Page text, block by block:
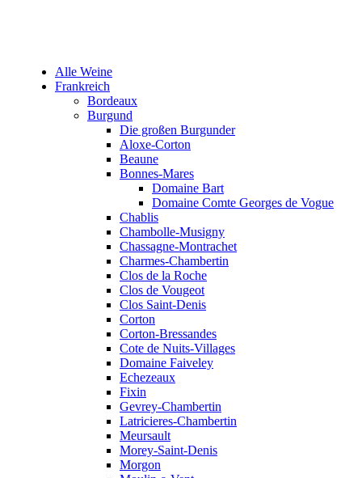
Alle Weine
Frankreich
Bordeaux
Burgund
Die großen Burgunder
Aloxe-Corton
Beaune
Bonnes-Mares
Domaine Bart
Domaine Comte Georges de Vogue
Chablis
Chambolle-Musigny
Chassagne-Montrachet
Charmes-Chambertin
Clos de la Roche
Clos de Vougeot
Clos Saint-Denis
Corton
Corton-Bressandes
Cote de Nuits-Villages
Domaine Faiveley
Echezeaux
Fixin
Gevrey-Chambertin
Latricieres-Chambertin
Meursault
Morey-Saint-Denis
Morgon